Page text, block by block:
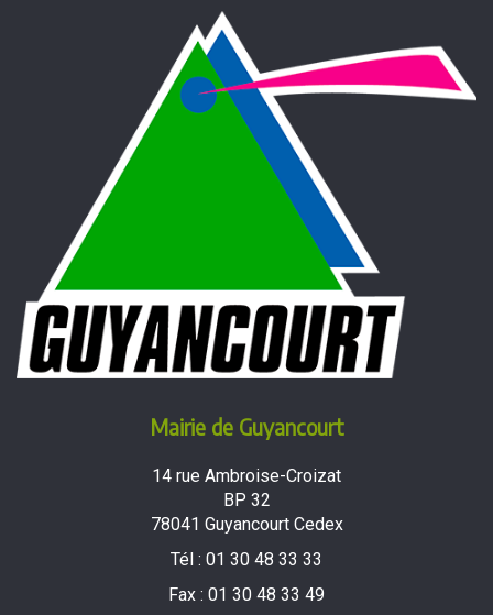
Mairie de Guyancourt
14 rue Ambroise-Croizat
BP 32
78041 Guyancourt Cedex
Tél : 01 30 48 33 33
Fax : 01 30 48 33 49